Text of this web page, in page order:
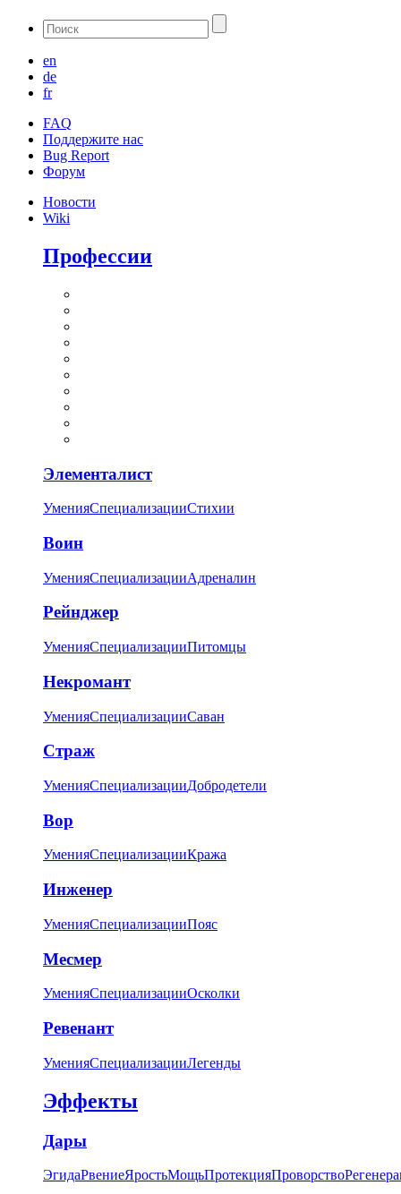
en
de
fr
FAQ
Поддержите нас
Bug Report
Форум
Новости
Wiki
Профессии
Элементалист
УменияСпециализацииСтихии
Воин
УменияСпециализацииАдреналин
Рейнджер
УменияСпециализацииПитомцы
Некромант
УменияСпециализацииСаван
Страж
УменияСпециализацииДобродетели
Вор
УменияСпециализацииКража
Инженер
УменияСпециализацииПояс
Месмер
УменияСпециализацииОсколки
Ревенант
УменияСпециализацииЛегенды
Эффекты
Дары
ЭгидаРвениеЯростьМощьПротекцияПроворство